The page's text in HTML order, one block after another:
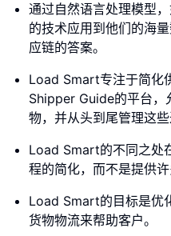
通过自然语言处理模型
的技术应用到他们的海
应链的答案。
Load Smart专注于简化
Shipper Guide的平台，
物，并从头到尾管理这些
Load Smart的不同之处
程的简化，而不是提供许
Load Smart的目标是优
货物物流来帮助客户。